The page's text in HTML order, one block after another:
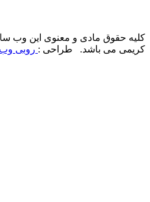
کلیه حقوق مادی و معنوی این وب
کریمی می باشد. طراحی : روبی وب